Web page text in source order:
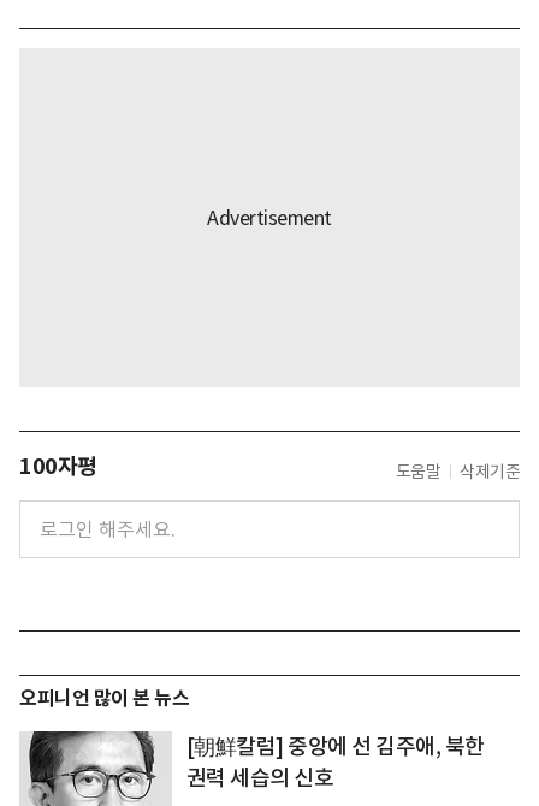
100자평 도움말 삭제기준
오피니언 많이 본 뉴스
[朝鮮칼럼] 중앙에 선 김주애, 북한
권력 세습의 신호